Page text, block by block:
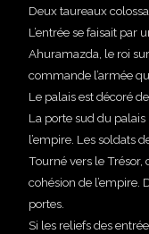
Deux taureaux
L’entrée se faisait par
Ahuramazda, le roi
commande l’armée
Le palais est décoré
La porte sud du
l’empire. Les soldats
Tourné vers le Trésor,
cohésion de l’empire.
portes.
Si les reliefs des